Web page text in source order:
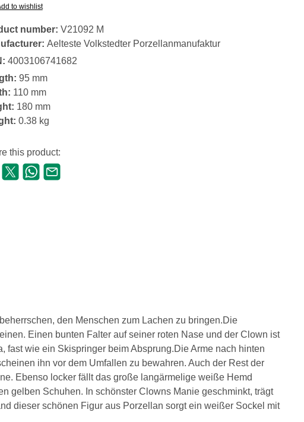
to wishlist
number: V21092 M
Aelteste Volkstedter Porzellanmanufaktur
4003106741682
95 mm
110 mm
180 mm
0.38 kg
this product:
den Menschen zum Lachen zu bringen.Die
Einen bunten Falter auf seiner roten Nase und der Clown ist
wie ein Skispringer beim Absprung.Die Arme nach hinten
ihn vor dem Umfallen zu bewahren. Auch der Rest der
Ebenso locker fällt das große langärmelige weiße Hemd
gelben Schuhen. In schönster Clowns Manie geschminkt, trägt
dieser schönen Figur aus Porzellan sorgt ein weißer Sockel mit